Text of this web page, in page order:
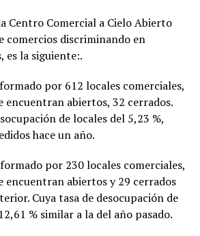
Centro Comercial a Cielo Abierto
comercios discriminando en
es la siguiente:.
por 612 locales comerciales,
encuentran abiertos, 32 cerrados.
de locales del 5,23 %,
hace un año.
por 230 locales comerciales,
encuentran abiertos y 29 cerrados
Cuya tasa de desocupación de
% similar a la del año pasado.